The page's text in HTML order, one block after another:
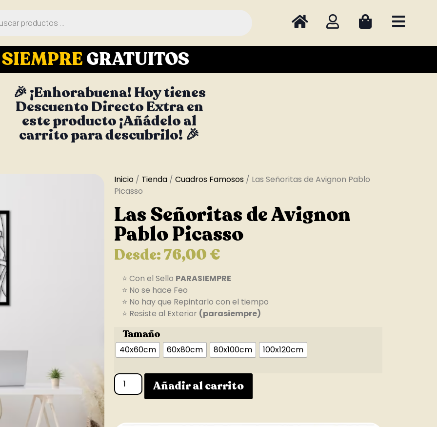
SIEMPREGRATUITOS
🎉 ¡Enhorabuena! Hoy tienes
Descuento Directo Extra en
este producto ¡Añádelo al
carrito para descubrilo! 🎉
Inicio / Tienda / Cuadros Famosos / Las Señoritas de Avignon Pablo
Picasso
Las Señoritas de Avignon
Pablo Picasso
Desde:76,00€
⭐ Con el Sello PARASIEMPRE
⭐ No se hace Feo
⭐ No hay que Repintarlo con el tiempo
⭐ Resiste al Exterior (parasiempre)
Tamaño
40x60cm 60x80cm 80x100cm 100x120cm
Añadir al carrito